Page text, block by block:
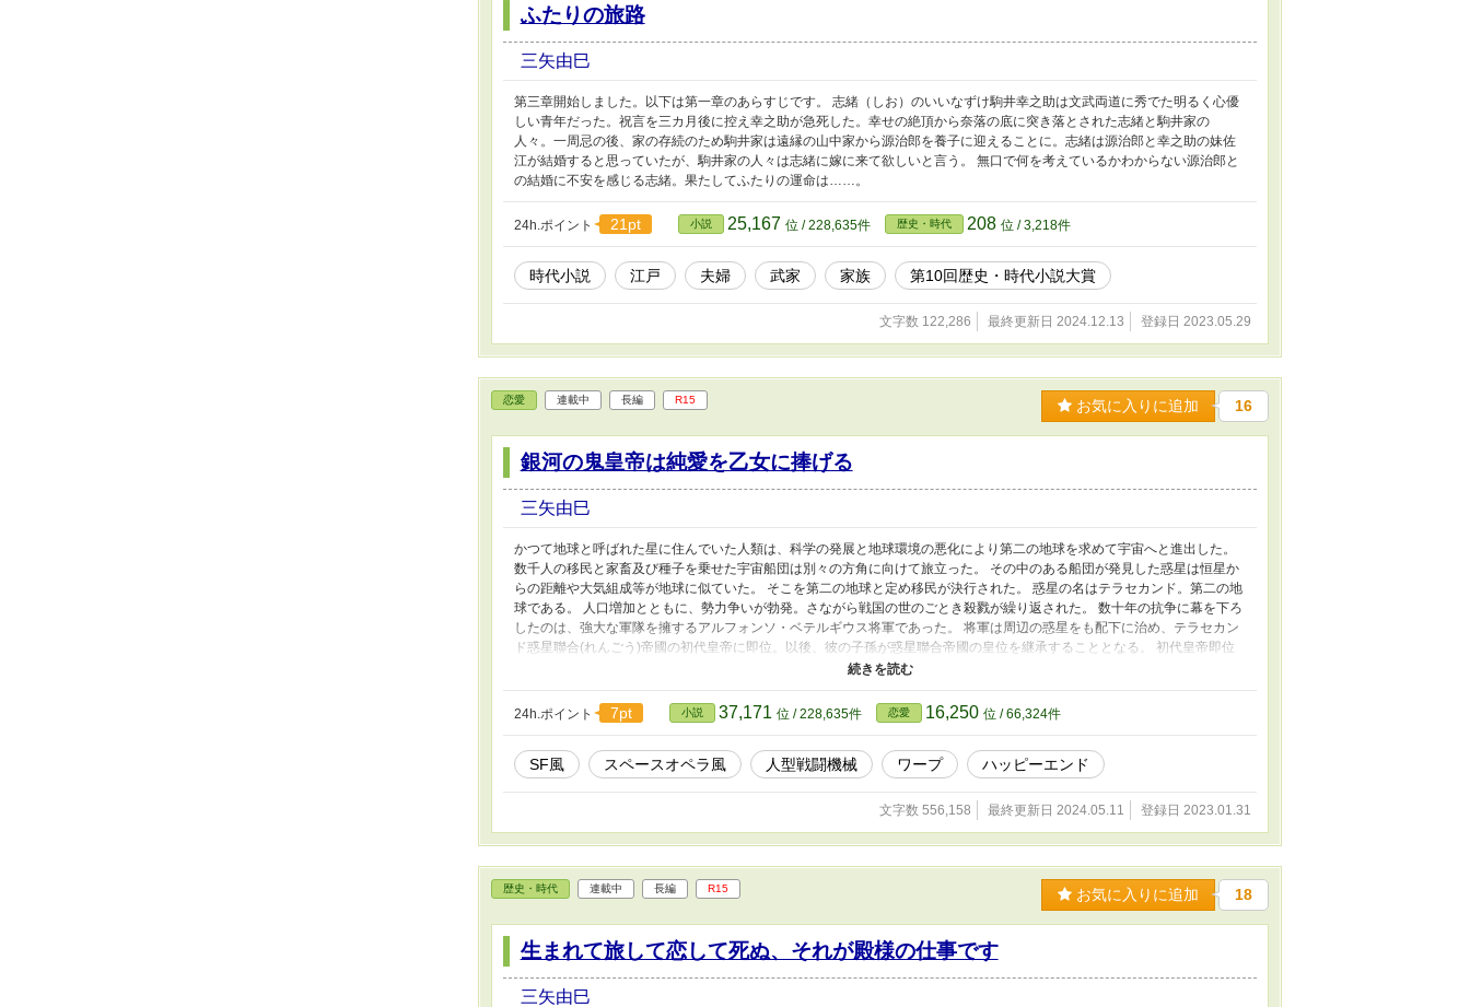
ふたりの旅路
三矢由巳
第三章開始しました。以下は第一章のあらすじです。 志緒（しお）のいいなずけ駒井幸之助は文武両道に秀でた明るく心優
しい青年だった。祝言を三カ月後に控え幸之助が急死した。幸せの絶頂から奈落の底に突き落とされた志緒と駒井家の
人々。一周忌の後、家の存続のため駒井家は遠縁の山中家から源治郎を養子に迎えることに。志緒は源治郎と幸之助の妹佐
江が結婚すると思っていたが、駒井家の人々は志緒に嫁に来て欲しいと言う。 無口で何を考えているかわからない源治郎と
の結婚に不安を感じる志緒。果たしてふたりの運命は……。
24h.ポイント 21pt 小説 25,167 位 / 228,635件 歴史・時代 208 位 / 3,218件
時代小説 江戸 夫婦 武家 家族 第10回歴史・時代小説大賞
文字数 122,286 最終更新日 2024.12.13 登録日 2023.05.29
恋愛 連載中 長編 R15 お気に入りに追加 16
銀河の鬼皇帝は純愛を乙女に捧げる
三矢由巳
かつて地球と呼ばれた星に住んでいた人類は、科学の発展と地球環境の悪化により第二の地球を求めて宇宙へと進出した。
数千人の移民と家畜及び種子を乗せた宇宙船団は別々の方角に向けて旅立った。 その中のある船団が発見した惑星は恒星か
らの距離や大気組成等が地球に似ていた。 そこを第二の地球と定め移民が決行された。 惑星の名はテラセカンド。第二の地
球である。 人口増加とともに、勢力争いが勃発。さながら戦国の世のごとき殺戮が繰り返された。 数十年の抗争に幕を下ろ
したのは、強大な軍隊を擁するアルフォンソ・ベテルギウス将軍であった。 将軍は周辺の惑星をも配下に治め、テラセカン
ド惑星聯合(れんごう)帝國の初代皇帝に即位。以後、彼の子孫が惑星聯合帝國の皇位を継承することとなる。 初代皇帝即位
から三百年後、惑星聯合帝國十九代皇帝エスメラルダ三世の治世下、人々は圧政に苦しんでいた。 彼女と皇配の唯一の実子
である第八皇子サカリアスは愛するアマンダとともに母に立ち向かう。 なお、この作品は他サイトでも加筆して掲載してい
ます。
24h.ポイント 7pt 小説 37,171 位 / 228,635件 恋愛 16,250 位 / 66,324件
SF風 スペースオペラ風 人型戦闘機械 ワープ ハッピーエンド
文字数 556,158 最終更新日 2024.05.11 登録日 2023.01.31
歴史・時代 連載中 長編 R15 お気に入りに追加 18
生まれて旅して恋して死ぬ、それが殿様の仕事です
三矢由巳